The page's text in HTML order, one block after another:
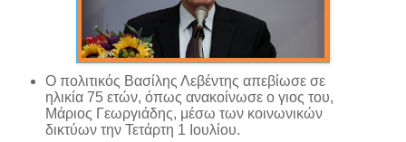
Ο πολιτικός Βασίλης Λεβέντης απεβίωσε σε
ηλικία 75 ετών, όπως ανακοίνωσε ο γιος του,
Μάριος Γεωργιάδης, μέσω των κοινωνικών
δικτύων την Τετάρτη 1 Ιουλίου.